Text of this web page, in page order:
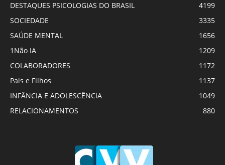
DESTAQUES PSICOLOGIAS DO BRASIL
4199
SOCIEDADE
3335
SAÚDE MENTAL
1656
1Não IA
1209
COLABORADORES
1172
Pais e Filhos
1137
INFÂNCIA E ADOLESCÊNCIA
1049
RELACIONAMENTOS
880